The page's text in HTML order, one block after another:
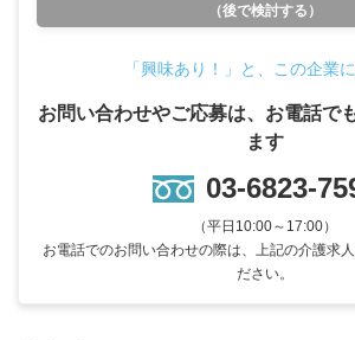
（後で検討する）
「興味あり！」と、この企業
お問い合わせやご応募は、お電話で
ます
03-6823-
（平日10:00～17:00）
お電話でのお問い合わせの際は、上記の介護求
ださい。